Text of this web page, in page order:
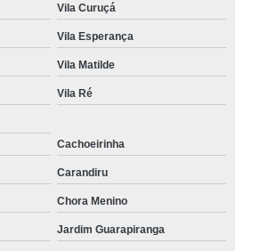
Vila Curuçá
Vila Esperança
Vila Matilde
Vila Ré
Cachoeirinha
Carandiru
Chora Menino
Jardim Guarapiranga